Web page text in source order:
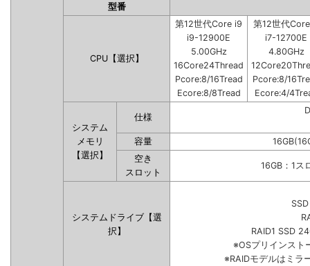
型番
CPU【選択】
第12世代Core i9
i9-12900E
5.00GHz
16Core24Thread
Pcore:8/16Tread
Ecore:8/8Tread
第12世代
i7-12700E
4.80GHz
Pcore:8/
Ecore:4/
システム
メモリ
【選択】
仕様
容量
空き
スロット
16GB：1ス
システムドライブ【選
択】
RAID1 SSD
※OSプリインスト
※RAIDモデルはミラ